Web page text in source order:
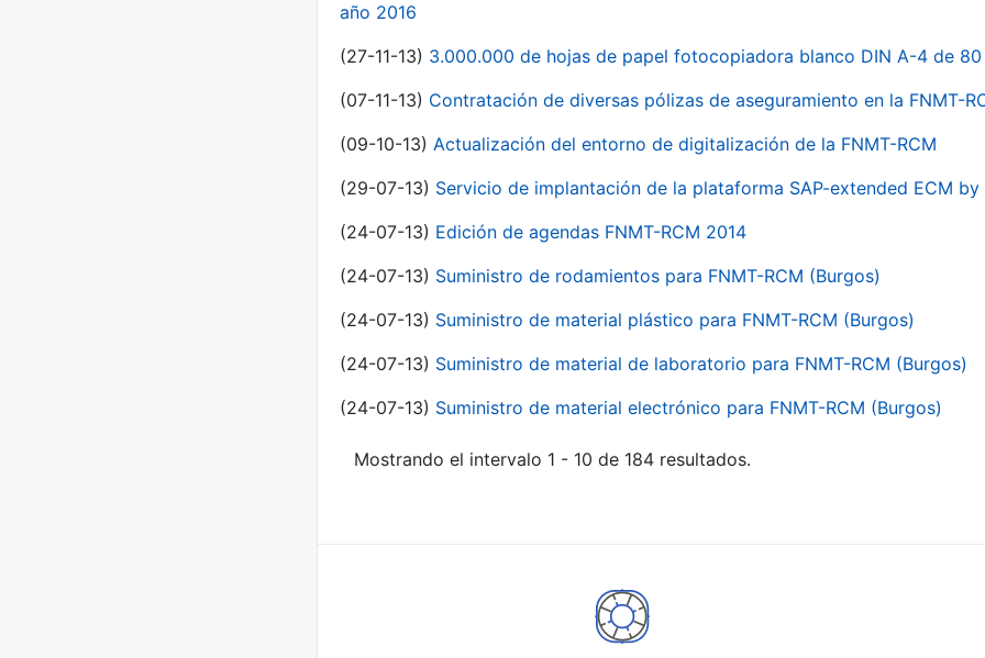
año 2016
(27-11-13) 3.000.000 de hojas de papel fotocopiadora blanco DIN A-4 de 80
(07-11-13) Contratación de diversas pólizas de aseguramiento en la FNMT-
(09-10-13) Actualización del entorno de digitalización de la FNMT-RCM
(29-07-13) Servicio de implantación de la plataforma SAP-extended ECM by
(24-07-13) Edición de agendas FNMT-RCM 2014
(24-07-13) Suministro de rodamientos para FNMT-RCM (Burgos)
(24-07-13) Suministro de material plástico para FNMT-RCM (Burgos)
(24-07-13) Suministro de material de laboratorio para FNMT-RCM (Burgos)
(24-07-13) Suministro de material electrónico para FNMT-RCM (Burgos)
Mostrando el intervalo 1 - 10 de 184 resultados.